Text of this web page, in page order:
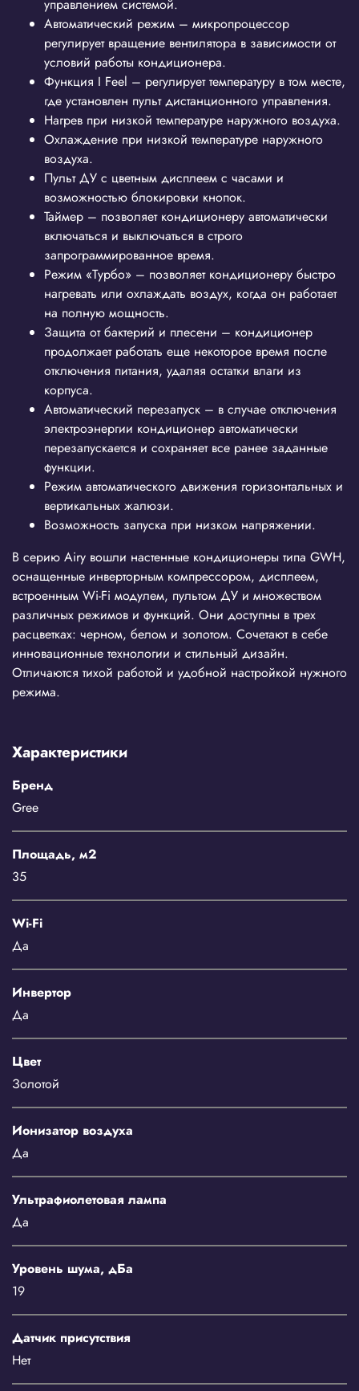
управлением системой.
Автоматический режим – микропроцессор
регулирует вращение вентилятора в зависимости от
условий работы кондиционера.
Функция I Feel – регулирует температуру в том месте,
где установлен пульт дистанционного управления.
Нагрев при низкой температуре наружного воздуха.
Охлаждение при низкой температуре наружного
воздуха.
Пульт ДУ с цветным дисплеем с часами и
возможностью блокировки кнопок.
Таймер – позволяет кондиционеру автоматически
включаться и выключаться в строго
запрограммированное время.
Режим «Турбо» – позволяет кондиционеру быстро
нагревать или охлаждать воздух, когда он работает
на полную мощность.
Защита от бактерий и плесени – кондиционер
продолжает работать еще некоторое время после
отключения питания, удаляя остатки влаги из
корпуса.
Автоматический перезапуск – в случае отключения
электроэнергии кондиционер автоматически
перезапускается и сохраняет все ранее заданные
функции.
Режим автоматического движения горизонтальных и
вертикальных жалюзи.
Возможность запуска при низком напряжении.
В серию Airy вошли настенные кондиционеры типа GWH,
оснащенные инверторным компрессором, дисплеем,
встроенным Wi-Fi модулем, пультом ДУ и множеством
различных режимов и функций. Они доступны в трех
расцветках: черном, белом и золотом. Сочетают в себе
инновационные технологии и стильный дизайн.
Отличаются тихой работой и удобной настройкой нужного
режима.
Характеристики
Бренд
Gree
Площадь, м2
35
Wi-Fi
Да
Инвертор
Да
Цвет
Золотой
Ионизатор воздуха
Да
Ультрафиолетовая лампа
Да
Уровень шума, дБа
19
Датчик присутствия
Нет